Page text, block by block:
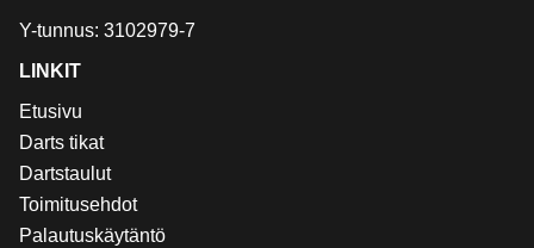
Y-tunnus: 3102979-7
LINKIT
Etusivu
Darts tikat
Dartstaulut
Toimitusehdot
Palautuskäytäntö